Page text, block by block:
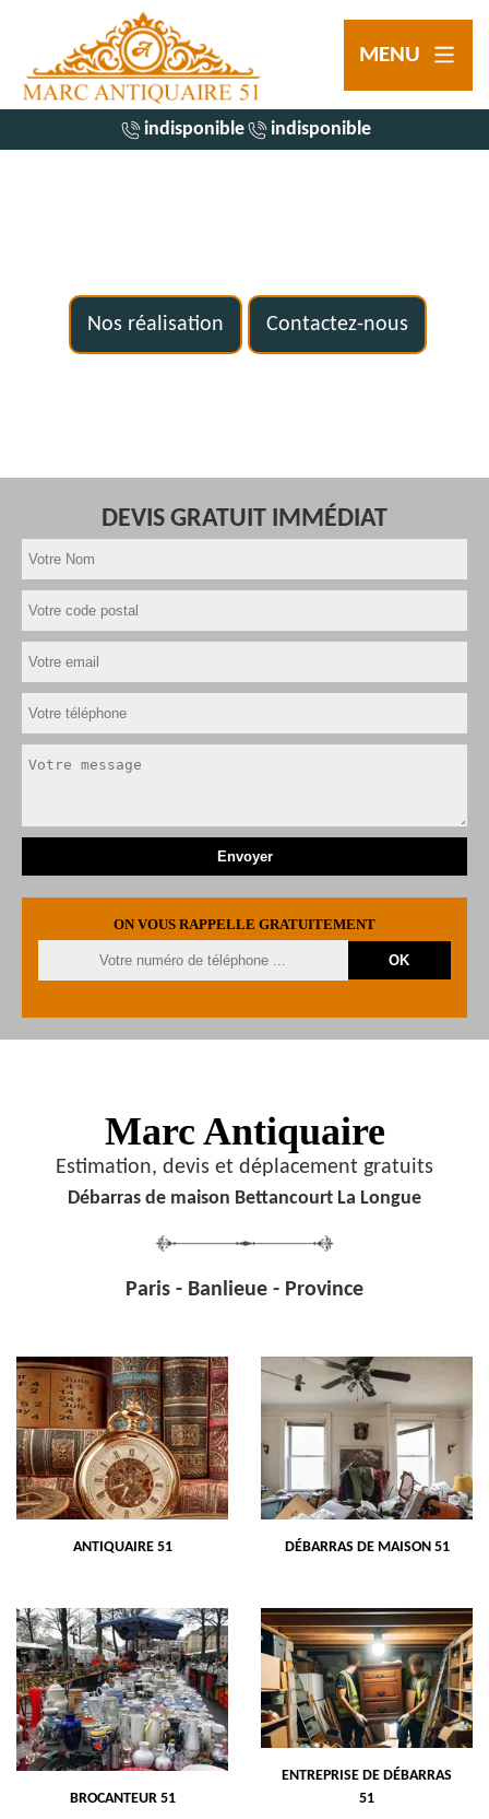
MENU
indisponible indisponible
Nos réalisation Contactez-nous
DEVIS GRATUIT IMMÉDIAT
ON VOUS RAPPELLE GRATUITEMENT
Marc Antiquaire
Estimation, devis et déplacement gratuits
Débarras de maison Bettancourt La Longue
Paris - Banlieue - Province
ANTIQUAIRE 51 DÉBARRAS DE MAISON 51
BROCANTEUR 51
ENTREPRISE DE DÉBARRAS
51